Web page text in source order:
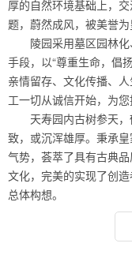
厚的自然环境基础上，
题，蔚然成风，被美誉为
陵园采用墓区园林
手段，以“尊重生命，倡
亲情留存、文化传播、
工一切从诚信开始，为您
天寿园内古树参天
致，或沉浑雄厚。秉承
气势，荟萃了具有古典
文化，完美的实现了创
总体构想。